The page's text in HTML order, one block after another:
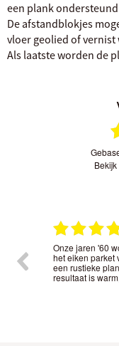
een plank
De afstandblokjes
vloer geolied of
Als laatste worden de
Onze jaren '60
het eiken parket
een rustieke
resultaat is